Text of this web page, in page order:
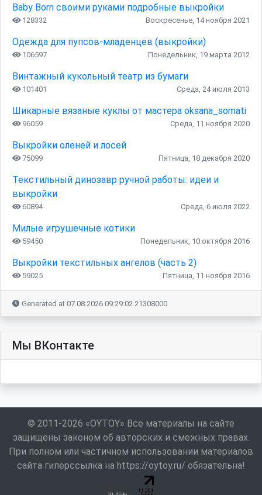
Baby Born своими руками подробные выкройки
128332 Воскресенье, 14 ноября 2021
Одежда для пупсов-младенцев (выкройки)
106597 Понедельник, 19 марта 2012
Винтажный кукольный театр из бумаги
101401 Среда, 24 июля 2013
Шикарные вязаные куклы от мастера oksana_somati
96059 Среда, 11 ноября 2020
Выкройки оленей и лосей
75099 Пятница, 18 декабря 2020
Текстильный динозавр ручной работы: идеи и
выкройки
60894 Среда, 6 июля 2022
Милые игрушечные котики
59450 Понедельник, 10 октября 2016
Выкройки текстильных ангелов (часть 2)
59025 Пятница, 11 ноября 2016
Generated at 07.08.2026 09:29:02.21308000
Мы ВКонтакте
© 2011-2026 «OYTOY» Все материалы на сайте
защищены законом об авторских и смежных правах.
При полном или частичном использовании материалов
сайта гиперссылка на https://oytoy.ru/ обязательна!